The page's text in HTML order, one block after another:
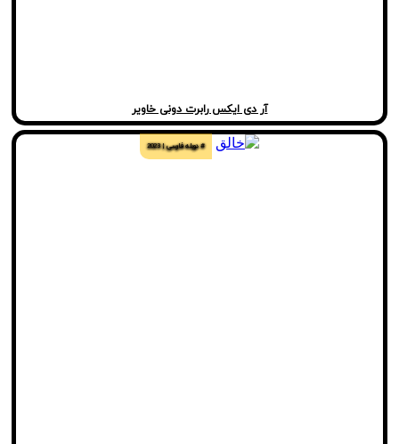
آر دی ایکس رابرت دونی خاویر
# دوبله فارسی 2023